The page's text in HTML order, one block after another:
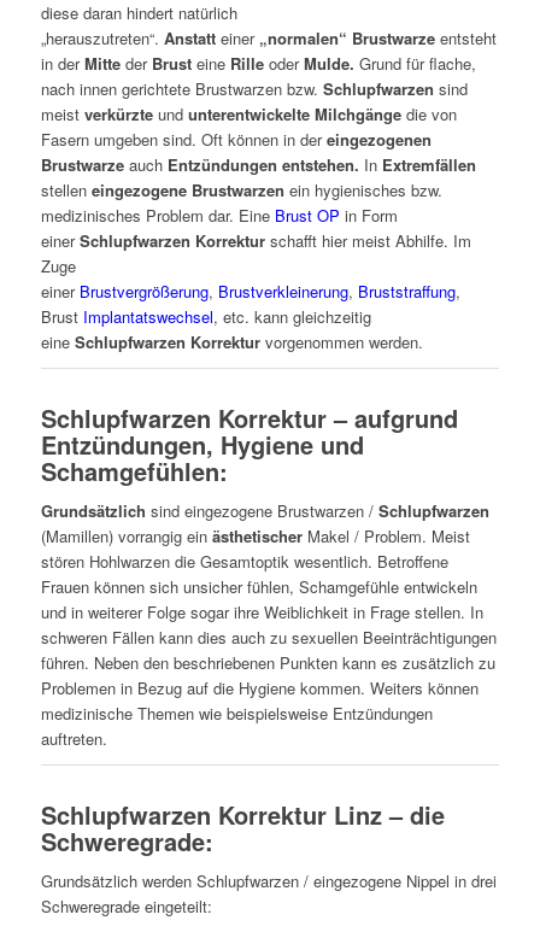
diese daran hindert natürlich
„herauszutreten“. Anstatteiner „normalen“ Brustwarzeentsteht
in derMitteder Brusteine RilleoderMulde. Grund für flache,
nach innen gerichtete Brustwarzen bzw. Schlupfwarzen sind
meist verkürzteund unterentwickelte Milchgängedie von
Fasern umgeben sind. Oft können in dereingezogenen
Brustwarzeauch Entzündungen entstehen. In Extremfällen
stellen eingezogene Brustwarzen ein hygienisches bzw.
medizinisches Problem dar. Eine Brust OP in Form
einerSchlupfwarzen Korrekturschafft hier meist Abhilfe. Im
Zuge
einer Brustvergrößerung, Brustverkleinerung, Bruststraffung,
Brust Implantatswechsel, etc. kann gleichzeitig
eine Schlupfwarzen Korrekturvorgenommen werden.
Schlupfwarzen Korrektur – aufgrund
Entzündungen, Hygiene und
Schamgefühlen:
Grundsätzlich sind eingezogene Brustwarzen / Schlupfwarzen
(Mamillen) vorrangig ein ästhetischerMakel / Problem. Meist
stören Hohlwarzen die Gesamtoptik wesentlich. Betroffene
Frauen können sich unsicher fühlen, Schamgefühle entwickeln
und in weiterer Folge sogar ihre Weiblichkeit in Frage stellen. In
schweren Fällen kann dies auch zu sexuellen Beeinträchtigungen
führen. Neben den beschriebenen Punkten kann es zusätzlich zu
Problemen in Bezug auf die Hygiene kommen. Weiters können
medizinische Themen wie beispielsweise Entzündungen
auftreten.
Schlupfwarzen Korrektur Linz – die
Schweregrade:
Grundsätzlich werden Schlupfwarzen / eingezogene Nippel in drei
Schweregrade eingeteilt: